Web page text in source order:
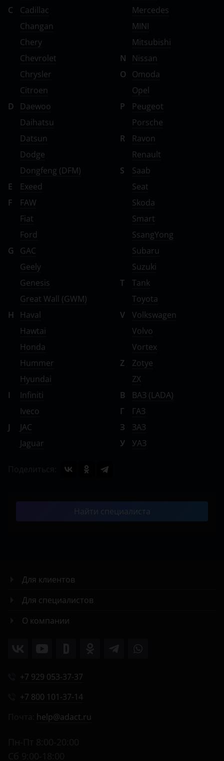
C
Cadillac
Changan
Chery
Chevrolet
Chrysler
Citroen
D
Daewoo
Daihatsu
Datsun
Dodge
Dongfeng (DFM)
E
Exeed
F
FAW
Fiat
Ford
G
GAC
Geely
Genesis
Great Wall (GWM)
H
Haval
Hawtai
Honda
Hummer
Hyundai
I
Infiniti
Iveco
J
JAC
Jaguar
Mercedes
MINI
Mitsubishi
N
Nissan
O
Omoda
Opel
P
Peugeot
Porsche
R
Ravon
Renault
S
Saab
Seat
Skoda
Smart
SsangYong
Subaru
Suzuki
T
Tank
Toyota
V
Volkswagen
Volvo
Vortex
Z
Zotye
ZX
В
ВАЗ (LADA)
Г
ГАЗ
З
ЗАЗ
У
УАЗ
Найти специалиста
Для клиентов
Для специалистов
О компании
+7 929 053-37-37
+7 800 101-37-14
help@adact.ru